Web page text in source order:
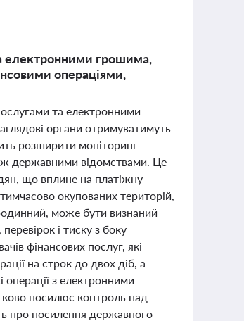
електронними грошима,
операціями,
та електронними
органи отримуватимуть
розширити моніторинг
державними відомствами. Це
що вплине на платіжну
окупованих територій,
може бути визнаний
і тиску з боку
фінансових послуг, які
на строк до двох діб, а
з електронними
посилює контроль над
про посилення державного